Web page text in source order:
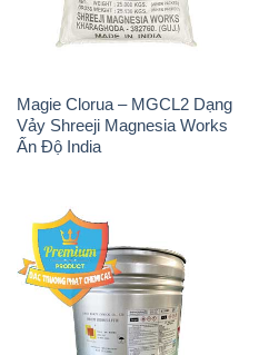
Magie Clorua – MGCL2 Dạng
Vảy Shreeji Magnesia Works
Ấn Độ India